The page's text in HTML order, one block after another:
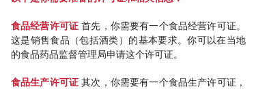
食品经营许可证 首先，你需要有一个食品经营许可证。
这是销售食品（包括酒类）的基本要求。你可以在当地
的食品药品监督管理局申请这个许可证。
食品生产许可证 其次，你需要有一个食品生产许可证，